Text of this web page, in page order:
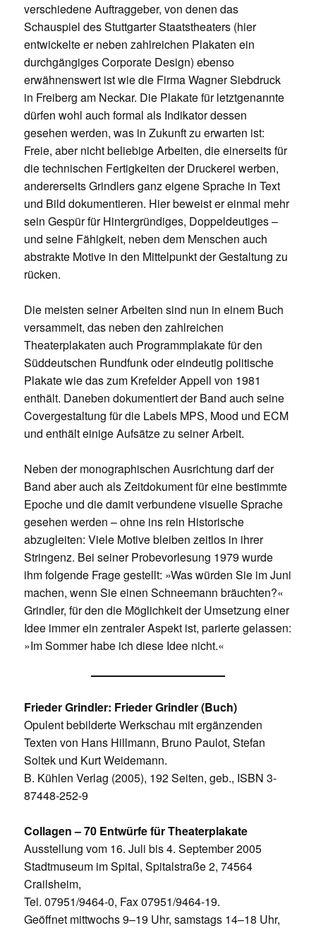
verschiedene Auftraggeber, von denen das
Schauspiel des Stuttgarter Staatstheaters (hier
entwickelte er neben zahlreichen Plakaten ein
durchgängiges Corporate Design) ebenso
erwähnenswert ist wie die Firma Wagner Siebdruck
in Freiberg am Neckar. Die Plakate für letztgenannte
dürfen wohl auch formal als Indikator dessen
gesehen werden, was in Zukunft zu erwarten ist:
Freie, aber nicht beliebige Arbeiten, die einerseits für
die technischen Fertigkeiten der Druckerei werben,
andererseits Grindlers ganz eigene Sprache in Text
und Bild dokumentieren. Hier beweist er einmal mehr
sein Gespür für Hintergründiges, Doppeldeutiges –
und seine Fähigkeit, neben dem Menschen auch
abstrakte Motive in den Mittelpunkt der Gestaltung zu
rücken.
Die meisten seiner Arbeiten sind nun in einem Buch
versammelt, das neben den zahlreichen
Theaterplakaten auch Programmplakate für den
Süddeutschen Rundfunk oder eindeutig politische
Plakate wie das zum Krefelder Appell von 1981
enthält. Daneben dokumentiert der Band auch seine
Covergestaltung für die Labels MPS, Mood und ECM
und enthält einige Aufsätze zu seiner Arbeit.
Neben der monographischen Ausrichtung darf der
Band aber auch als Zeitdokument für eine bestimmte
Epoche und die damit verbundene visuelle Sprache
gesehen werden – ohne ins rein Historische
abzugleiten: Viele Motive bleiben zeitlos in ihrer
Stringenz. Bei seiner Probevorlesung 1979 wurde
ihm folgende Frage gestellt: »Was würden Sie im Juni
machen, wenn Sie einen Schneemann bräuchten?«
Grindler, für den die Möglichkeit der Umsetzung einer
Idee immer ein zentraler Aspekt ist, parierte gelassen:
»Im Sommer habe ich diese Idee nicht.«
Frieder Grindler: Frieder Grindler (Buch)
Opulent bebilderte Werkschau mit ergänzenden
Texten von Hans Hillmann, Bruno Paulot, Stefan
Soltek und Kurt Weidemann.
B. Kühlen Verlag (2005), 192 Seiten, geb., ISBN 3-
87448-252-9
Collagen – 70 Entwürfe für Theaterplakate
Ausstellung vom 16. Juli bis 4. September 2005
Stadtmuseum im Spital, Spitalstraße 2, 74564
Crailsheim,
Tel. 07951/9464-0, Fax 07951/9464-19.
Geöffnet mittwochs 9–19 Uhr, samstags 14–18 Uhr,